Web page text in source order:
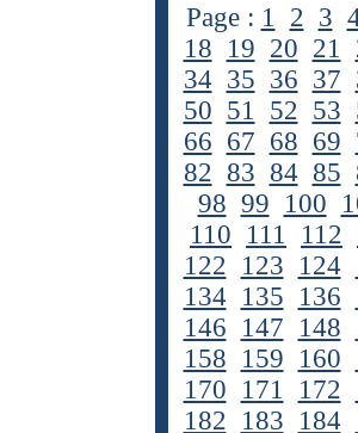
Page : 1 2 3
18 19 20 21
34 35 36 37
50 51 52 53
66 67 68 69
82 83 84 85
98 99 100
110 111 112
122 123 124
134 135 136
146 147 148
158 159 160
170 171 172
182 183 184